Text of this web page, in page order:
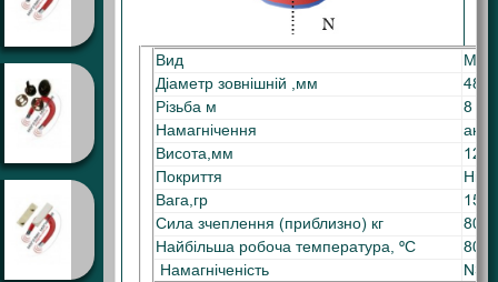
Вид
Діаметр зовнішній ,мм
48
Різьба м
8
Намагнічення
Висота,мм
12
Покриття
Вага,гр
150
Сила зчеплення (приблизно) кг
Найбільша робоча температура, ºС
80
Намагніченість
N38